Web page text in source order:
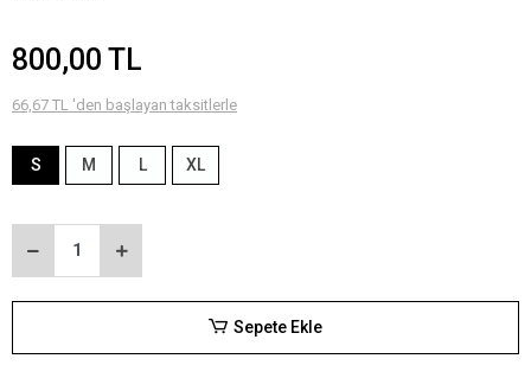
800,00 TL
66,67 TL 'den başlayan taksitlerle
S M L XL
Sepete Ekle